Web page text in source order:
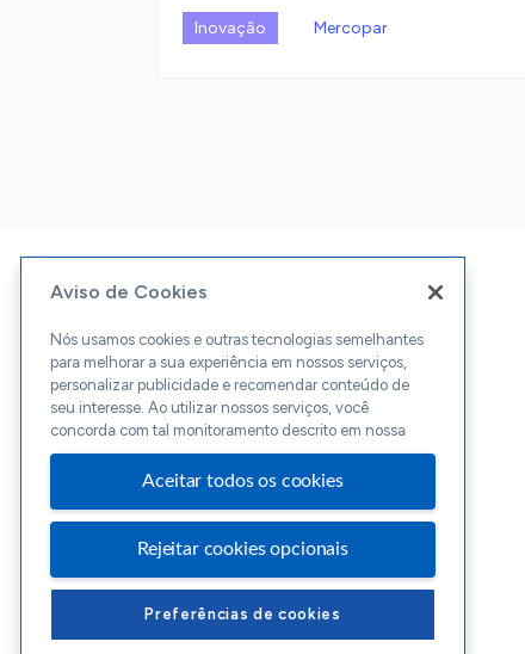
Inovação
Mercopar
Aviso de Cookies
Nós usamos cookies e outras tecnologias semelhantes
para melhorar a sua experiência em nossos serviços,
personalizar publicidade e recomendar conteúdo de
seu interesse. Ao utilizar nossos serviços, você
concorda com tal monitoramento descrito em nossa
Aceitar todos os cookies
Rejeitar cookies opcionais
Preferências de cookies